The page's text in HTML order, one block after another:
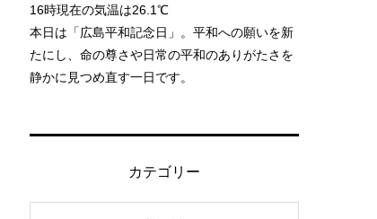
16時現在の気温は26.1℃
本日は「広島平和記念日」。平和への願いを新
たにし、命の尊さや日常の平和のありがたさを
静かに見つめ直す一日です。
カテゴリー